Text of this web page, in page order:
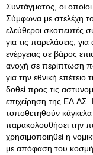
Συντάγματος, οι
Σύμφωνα με στελέχη
ελεύθεροι σκοπευτές
για τις παρελάσεις,
ενέργειας σε βάρος
ανοχή σε περίπτωση
για την εθνική
δοθεί προς τις
επιχείρηση της ΕΛ.ΑΣ.
τοποθετηθούν
παρακολουθήσει την
χρησιμοποιηθεί η
με απόφαση του